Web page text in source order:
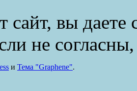
сайт, вы даете
не
и Тема "Graphene".